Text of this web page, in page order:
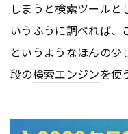
しまうと検索ツールと
いうふうに調べれば、
というようなほんの
段の検索エンジンを使